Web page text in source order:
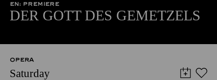
EN: PREMIERE
DER GOTT DES GEMETZELS
OPERA
Saturday